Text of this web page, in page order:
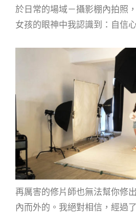
於日常的場域－攝影棚內拍照
女孩的眼神中我認識到：自信
再厲害的修片師也無法幫你修
內而外的。我絕對相信，經過